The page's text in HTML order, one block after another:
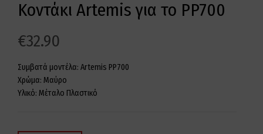
Κοντάκι Artemis για το PP700
€32.90
Συμβατά μοντέλα: Artemis PP700
Χρώμα: Μαύρο
Υλικό: Μέταλο Πλαστικό